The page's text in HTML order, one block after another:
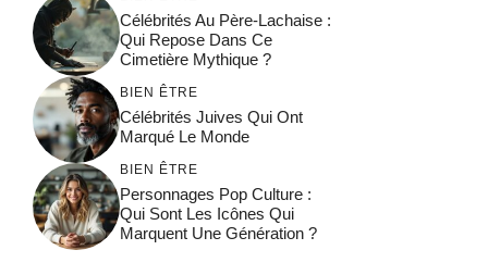
Célébrités Au Père-Lachaise :
Qui Repose Dans Ce
Cimetière Mythique ?
BIEN ÊTRE
Célébrités Juives Qui Ont
Marqué Le Monde
BIEN ÊTRE
Personnages Pop Culture :
Qui Sont Les Icônes Qui
Marquent Une Génération ?